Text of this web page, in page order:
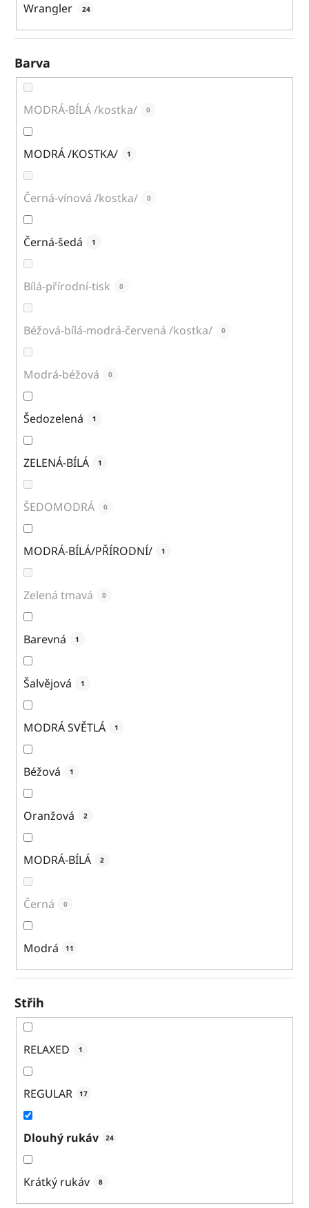
Wrangler 24
Barva
MODRÁ-BÍLÁ /kostka/ 0
MODRÁ /KOSTKA/ 1
Černá-vínová /kostka/ 0
Černá-šedá 1
Bílá-přírodní-tisk 0
Béžová-bílá-modrá-červená /kostka/ 0
Modrá-béžová 0
Šedozelená 1
ZELENÁ-BÍLÁ 1
ŠEDOMODRÁ 0
MODRÁ-BÍLÁ/PŘÍRODNÍ/ 1
Zelená tmavá 0
Barevná 1
Šalvějová 1
MODRÁ SVĚTLÁ 1
Béžová 1
Oranžová 2
MODRÁ-BÍLÁ 2
Černá 0
Modrá 11
Střih
RELAXED 1
REGULAR 17
Dlouhý rukáv 24
Krátký rukáv 8